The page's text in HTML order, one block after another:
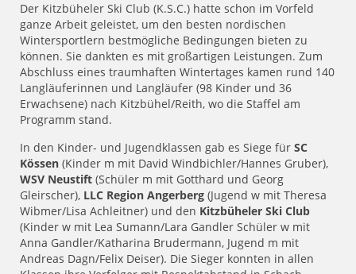
Der Kitzbüheler Ski Club (K.S.C.) hatte schon im Vorfeld
ganze Arbeit geleistet, um den besten nordischen
Wintersportlern bestmögliche Bedingungen bieten zu
können. Sie dankten es mit großartigen Leistungen. Zum
Abschluss eines traumhaften Wintertages kamen rund 140
Langläuferinnen und Langläufer (98 Kinder und 36
Erwachsene) nach Kitzbühel/Reith, wo die Staffel am
Programm stand.
In den Kinder- und Jugendklassen gab es Siege für SC
Kössen (Kinder m mit David Windbichler/Hannes Gruber),
WSV Neustift (Schüler m mit Gotthard und Georg
Gleirscher), LLC Region Angerberg (Jugend w mit Theresa
Wibmer/Lisa Achleitner) und den Kitzbüheler Ski Club
(Kinder w mit Lea Sumann/Lara Gandler Schüler w mit
Anna Gandler/Katharina Brudermann, Jugend m mit
Andreas Dagn/Felix Deiser). Die Sieger konnten in allen